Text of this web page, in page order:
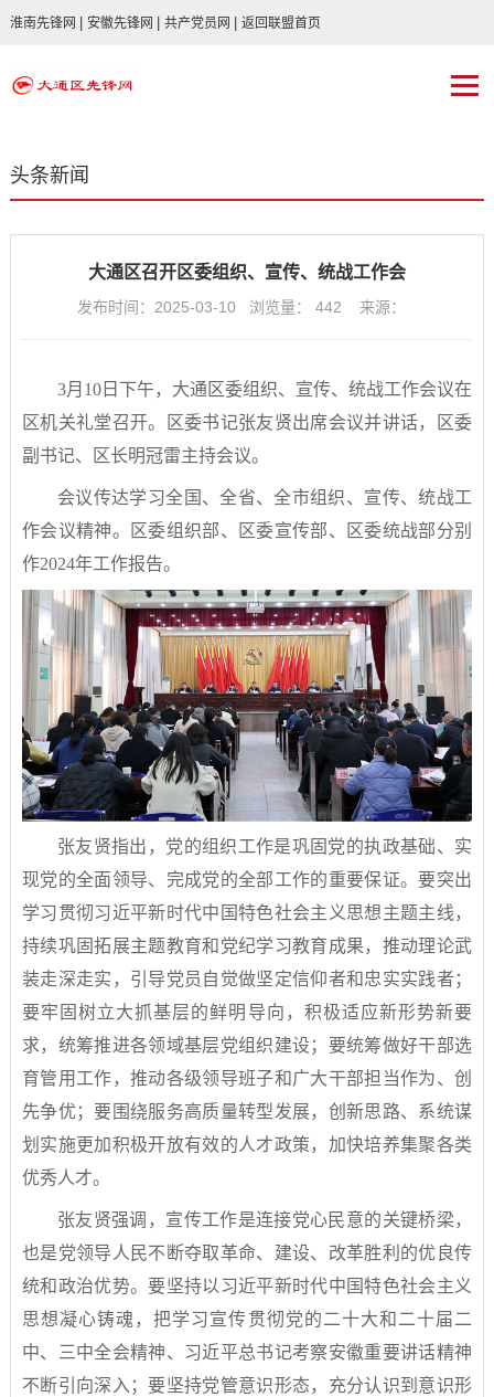
淮南先锋网 安徽先锋网 共产党员网 返回联盟首页
头条新闻
大通区召开区委组织、宣传、统战工作会
发布时间：2025-03-10 浏览量： 442 来源：
3月10日下午，大通区委组织、宣传、统战工作会议在
区机关礼堂召开。区委书记张友贤出席会议并讲话，区委
副书记、区长明冠雷主持会议。
会议传达学习全国、全省、全市组织、宣传、统战工
作会议精神。区委组织部、区委宣传部、区委统战部分别
作2024年工作报告。
张友贤指出，党的组织工作是巩固党的执政基础、实
现党的全面领导、完成党的全部工作的重要保证。要突出
学习贯彻习近平新时代中国特色社会主义思想主题主线，
持续巩固拓展主题教育和党纪学习教育成果，推动理论武
装走深走实，引导党员自觉做坚定信仰者和忠实实践者；
要牢固树立大抓基层的鲜明导向，积极适应新形势新要
求，统筹推进各领域基层党组织建设；要统筹做好干部选
育管用工作，推动各级领导班子和广大干部担当作为、创
先争优；要围绕服务高质量转型发展，创新思路、系统谋
划实施更加积极开放有效的人才政策，加快培养集聚各类
优秀人才。
张友贤强调，宣传工作是连接党心民意的关键桥梁，
也是党领导人民不断夺取革命、建设、改革胜利的优良传
统和政治优势。要坚持以习近平新时代中国特色社会主义
思想凝心铸魂，把学习宣传贯彻党的二十大和二十届二
中、三中全会精神、习近平总书记考察安徽重要讲话精神
不断引向深入；要坚持党管意识形态，充分认识到意识形